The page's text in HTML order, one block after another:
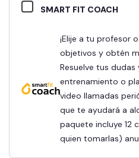
SMART FIT COACH
¡Elije a tu profesor o nutriólogo, establece tus
objetivos y obtén
Resuelve tus
entrenamiento o
video llamadas
que te ayudará a
paquete incluye 12
quien tomarlas)